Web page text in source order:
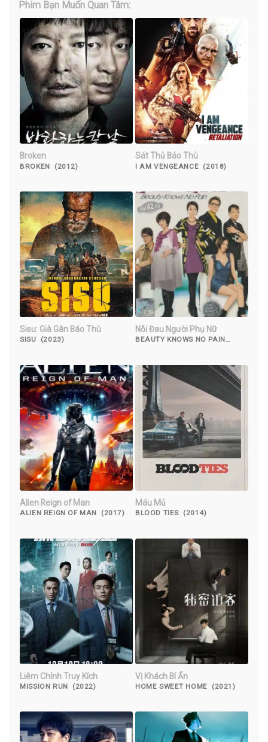
Phim Bạn Muốn Quan Tâm:
Broken
BROKEN (2012)
Sát Thủ Báo Thù
I AM VENGEANCE (2018)
Sisu: Già Gân Báo Thù
SISU (2023)
Nỗi Đau Người Phụ Nữ
BEAUTY KNOWS NO PAIN
Alien Reign of Man
ALIEN REIGN OF MAN (2017)
Máu Mủ
BLOOD TIES (2014)
Liêm Chính Truy Kích
MISSION RUN (2022)
Vị Khách Bí Ẩn
HOME SWEET HOME (2021)